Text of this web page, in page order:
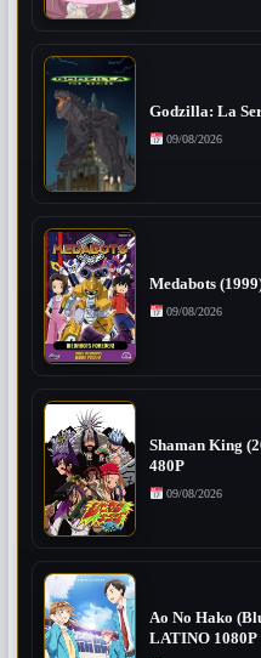
Godzilla: La
09/08/2026
Medabots
09/08/2026
Shaman King
480P
09/08/2026
Ao No Hako
LATINO 1080P